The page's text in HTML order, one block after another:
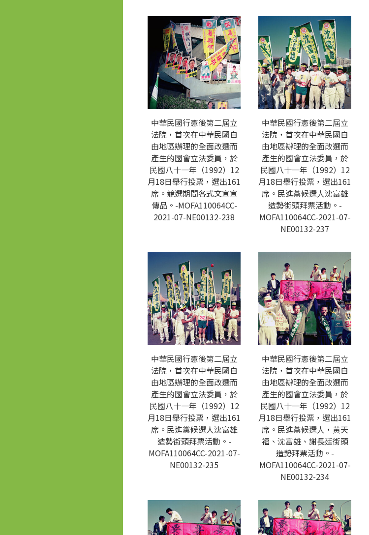
中華民國行憲後第二屆立
法院，首次在中華民國自
由地區辦理的全面改選而
產生的國會立法委員，於
民國八十一年（1992）12
月18日舉行投票，選出161
席。競選期間各式文宣宣
傳品。-MOFA110064CC-
2021-07-NE00132-238
中華民國行憲後第二屆立
法院，首次在中華民國自
由地區辦理的全面改選而
產生的國會立法委員，於
民國八十一年（1992）12
月18日舉行投票，選出161
席。民進黨候選人沈富雄
造勢街頭拜票活動。-
MOFA110064CC-2021-07-
NE00132-237
中華民國行憲後第二屆立
法院，首次在中華民國自
由地區辦理的全面改選而
產生的國會立法委員，於
民國八十一年（1992）12
月18日舉行投票，選出161
席。民進黨候選人沈富雄
造勢街頭拜票活動。-
MOFA110064CC-2021-07-
NE00132-235
中華民國行憲後第二屆立
法院，首次在中華民國自
由地區辦理的全面改選而
產生的國會立法委員，於
民國八十一年（1992）12
月18日舉行投票，選出161
席。民進黨候選人，黃天
福、沈富雄、謝長廷街頭
造勢拜票活動。-
MOFA110064CC-2021-07-
NE00132-234